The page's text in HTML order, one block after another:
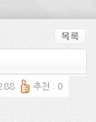
추천 : 0